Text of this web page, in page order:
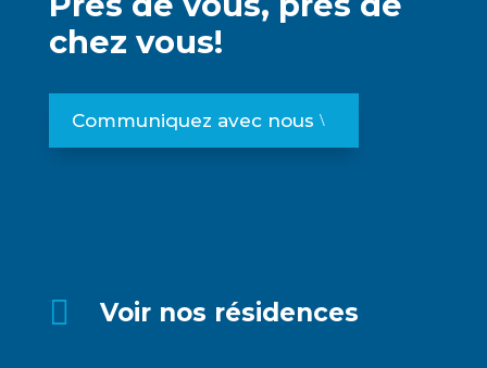
chez vous!
Communiquez avec nous
 Voir nos résidences